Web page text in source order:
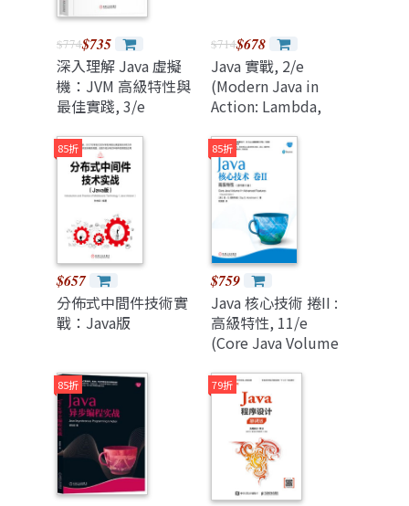
$774$735
深入理解 Java 虛擬
機：JVM 高級特性與
最佳實踐, 3/e
$714$678
Java 實戰, 2/e
(Modern Java in
Action: Lambda,
and reactive
programming, 2/e)
85折
$657
分佈式中間件技術實
戰：Java版
85折
$759
Java 核心技術 捲II :
高級特性, 11/e
(Core Java Volume
Features, 11/e)
85折 79折